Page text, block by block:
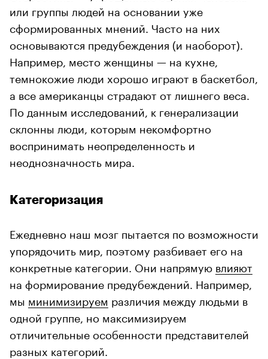
или группы людей на основании уже
сформированных мнений. Часто на них
основываются предубеждения (и наоборот).
Например, место женщины — на кухне,
темнокожие люди хорошо играют в баскетбол,
а все американцы страдают от лишнего веса.
По данным исследований, к генерализации
склонны люди, которым некомфортно
воспринимать неопределенность и
неоднозначность мира.
Категоризация
Ежедневно наш мозг пытается по возможности
упорядочить мир, поэтому разбивает его на
конкретные категории. Они напрямую влияют
на формирование предубеждений. Например,
мы минимизируем различия между людьми в
одной группе, но максимизируем
отличительные особенности представителей
разных категорий.